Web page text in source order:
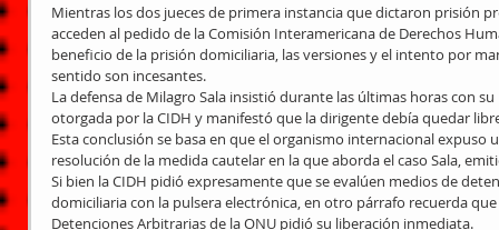
Mientras los dos jueces de primera instancia que dictaron prisión
acceden al pedido de la Comisión Interamericana de Derechos
beneficio de la prisión domiciliaria, las versiones y el intento por
sentido son incesantes.
La defensa de Milagro Sala insistió durante las últimas horas con
otorgada por la CIDH y manifestó que la dirigente debía quedar
Esta conclusión se basa en que el organismo internacional expuso
resolución de la medida cautelar en la que aborda el caso Sala,
Si bien la CIDH pidió expresamente que se evalúen medios de
domiciliaria con la pulsera electrónica, en otro párrafo recuerda
Detenciones Arbitrarias de la ONU pidió su liberación inmediata.